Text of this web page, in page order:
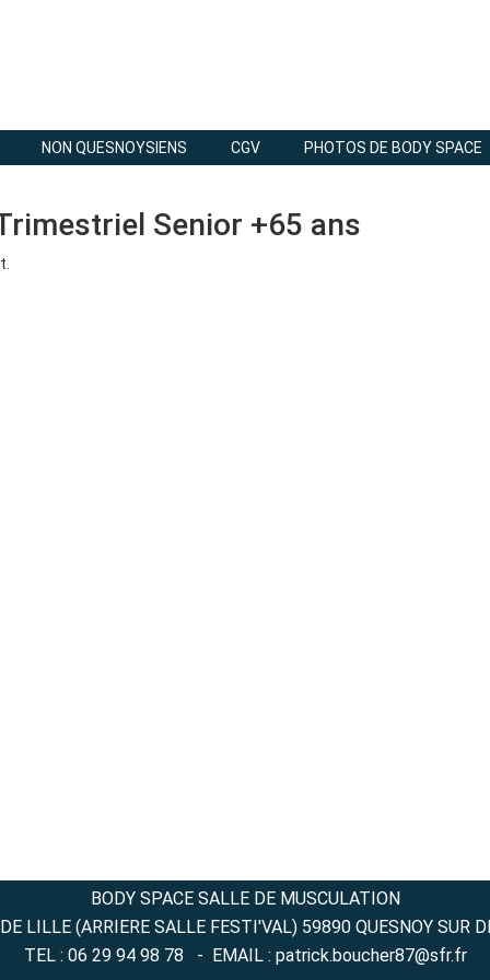
NON QUESNOYSIENS CGV PHOTOS DE BODY SPACE
Senior +65 ans
BODY SPACE SALLE DE MUSCULATION
LILLE (ARRIERE SALLE FESTI'VAL) 59890 QUESNOY SUR
TEL : 06 29 94 98 78 - EMAIL : patrick.boucher87@sfr.fr